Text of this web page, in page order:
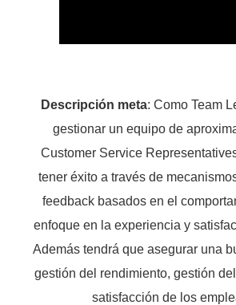
Descripción meta: Como Team
gestionar un equipo de
Customer Service
tener éxito a través de
feedback basados en el
enfoque en la experiencia y
Además tendrá que asegurar una
gestión del rendimiento, gestión
satisfacción de los